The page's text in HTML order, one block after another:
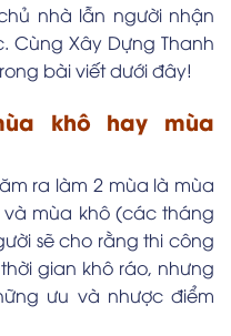
nhà lẫn người nhận
Cùng Xây Dựng Thanh
bài viết dưới đây!
khô hay mùa
ra làm 2 mùa là mùa
mùa khô (các tháng
sẽ cho rằng thi công
gian khô ráo, nhưng
ưu và nhược điểm